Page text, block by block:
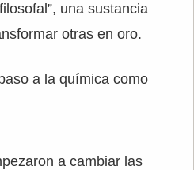
una sustancia
otras en oro.
a la química como
a cambiar las